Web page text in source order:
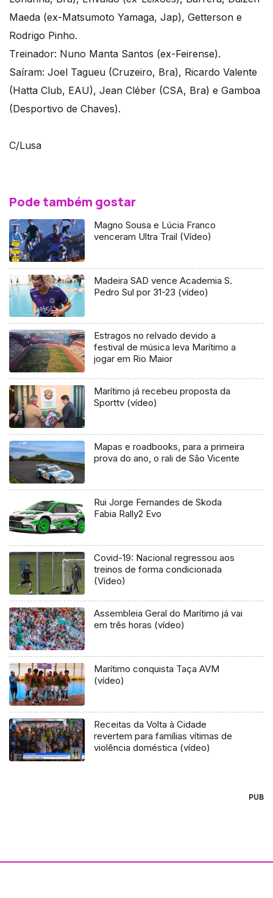
Maeda (ex-Matsumoto Yamaga, Jap), Getterson e
Rodrigo Pinho.
Treinador: Nuno Manta Santos (ex-Feirense).
Saíram: Joel Tagueu (Cruzeiro, Bra), Ricardo Valente
(Hatta Club, EAU), Jean Cléber (CSA, Bra) e Gamboa
(Desportivo de Chaves).
C/Lusa
Pode também gostar
Magno Sousa e Lúcia Franco
venceram Ultra Trail (Vídeo)
Madeira SAD vence Academia S.
Pedro Sul por 31-23 (vídeo)
Estragos no relvado devido a
festival de música leva Marítimo a
jogar em Rio Maior
Marítimo já recebeu proposta da
Sporttv (vídeo)
Mapas e roadbooks, para a primeira
prova do ano, o rali de São Vicente
Rui Jorge Fernandes de Skoda
Fabia Rally2 Evo
Covid-19: Nacional regressou aos
treinos de forma condicionada
(Vídeo)
Assembleia Geral do Marítimo já vai
em três horas (vídeo)
Marítimo conquista Taça AVM
(vídeo)
Receitas da Volta à Cidade
revertem para famílias vítimas de
violência doméstica (vídeo)
PUB